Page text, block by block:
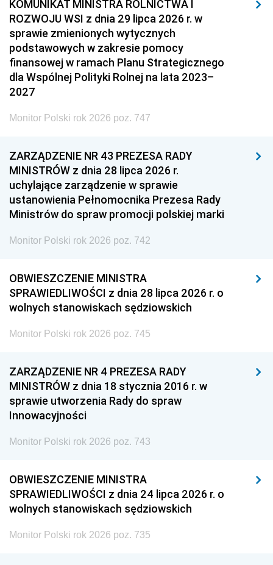
KOMUNIKAT MINISTRA ROLNICTWA I
ROZWOJU WSI z dnia 29 lipca 2026 r. w
sprawie zmienionych wytycznych
podstawowych w zakresie pomocy
finansowej w ramach Planu Strategicznego
dla Wspólnej Polityki Rolnej na lata 2023–
2027
Monitor Polski rok 2026 poz. 747
ZARZĄDZENIE NR 43 PREZESA RADY
MINISTRÓW z dnia 28 lipca 2026 r.
uchylające zarządzenie w sprawie
ustanowienia Pełnomocnika Prezesa Rady
Ministrów do spraw promocji polskiej marki
Monitor Polski rok 2026 poz. 742
OBWIESZCZENIE MINISTRA
SPRAWIEDLIWOŚCI z dnia 28 lipca 2026 r. o
wolnych stanowiskach sędziowskich
Monitor Polski rok 2026 poz. 745
ZARZĄDZENIE NR 4 PREZESA RADY
MINISTRÓW z dnia 18 stycznia 2016 r. w
sprawie utworzenia Rady do spraw
Innowacyjności
Monitor Polski rok 2026 poz. 743
OBWIESZCZENIE MINISTRA
SPRAWIEDLIWOŚCI z dnia 24 lipca 2026 r. o
wolnych stanowiskach sędziowskich
Monitor Polski rok 2026 poz. 735